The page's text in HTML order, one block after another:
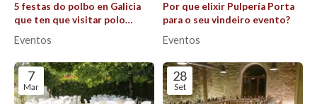
5 festas do polbo en Galicia
que ten que visitar polo
Eventos
Por que elixir Pulpería Porta
para o seu vindeiro evento?
Eventos
7
Mar
28
Set